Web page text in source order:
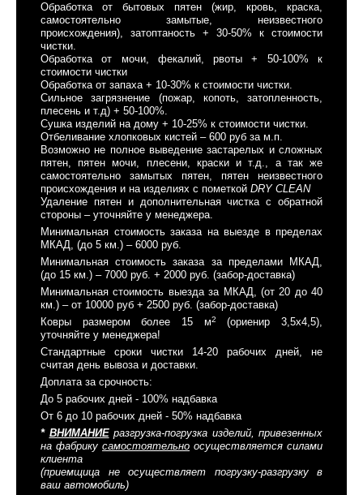
Обработка от бытовых пятен (жир, кровь, краска,
самостоятельно замытые, неизвестного
происхождения), затоптаность + 30-50% к стоимости
чистки.
Обработка от мочи, фекалий, рвоты + 50-100% к
стоимости чистки
Обработка от запаха + 10-30% к стоимости чистки.
Сильное загрязнение (пожар, копоть, затопленность,
плесень и т.д) + 50-100%.
Сушка изделий на дому + 10-25% к стоимости чистки.
Отбеливание хлопковых кистей – 600 руб за м.п.
Возможно не полное выведение застарелых и сложных
пятен, пятен мочи, плесени, краски и т.д., а так же
самостоятельно замытых пятен, пятен неизвестного
происхождения и на изделиях с пометкой DRY CLEAN
Удаление пятен и дополнительная чистка с обратной
стороны – уточняйте у менеджера.
Минимальная стоимость заказа на выезде в пределах
МКАД, (до 5 км.) – 6000 руб.
Минимальная стоимость заказа за пределами МКАД,
(до 15 км.) – 7000 руб. + 2000 руб. (забор-доставка)
Минимальная стоимость выезда за МКАД, (от 20 до 40
км.) – от 10000 руб + 2500 руб. (забор-доставка)
Ковры размером более 15 м2
(ориенир 3,5x4,5),
уточняйте у менеджера!
Стандартные сроки чистки 14-20 рабочих дней, не
считая день вывоза и доставки.
Доплата за срочность:
До 5 рабочих дней - 100% надбавка
От 6 до 10 рабочих дней - 50% надбавка
* ВНИМАНИЕразгрузка-погрузка изделий, привезенных
на фабрику самостоятельно осуществляется силами
клиента
(приемщица не осуществляет погрузку-разгрузку в
ваш автомобиль)